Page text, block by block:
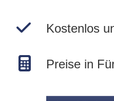
Kostenlos
Preise in